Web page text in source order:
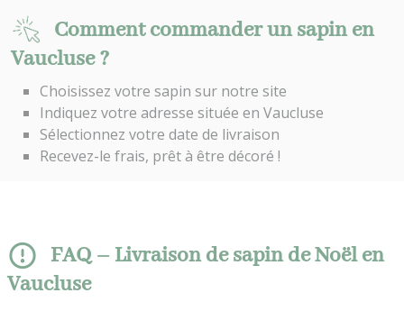
Comment commander un sapin en
Vaucluse ?
Choisissez votre sapin sur notre site
Indiquez votre adresse située en Vaucluse
Sélectionnez votre date de livraison
Recevez-le frais, prêt à être décoré !
FAQ – Livraison de sapin de Noël en
Vaucluse